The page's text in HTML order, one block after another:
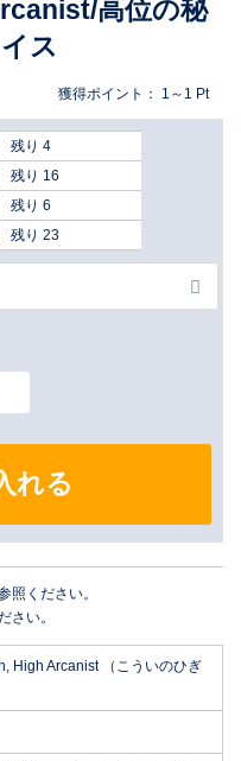
高位の秘
ス
獲得ポイント： 1～1 Pt
残り 4
残り 16
残り 6
残り 23
れる
照ください。
さい。
High Arcanist （こういのひぎ